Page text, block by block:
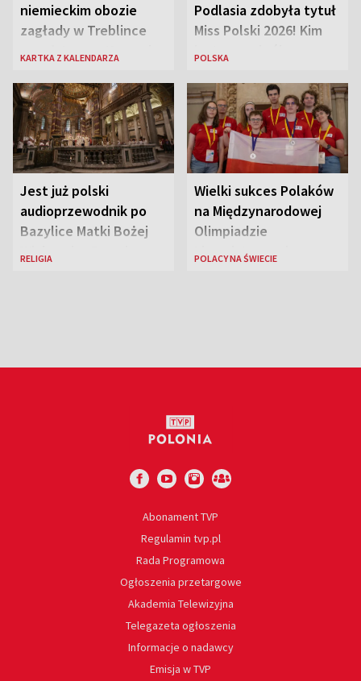
niemieckim obozie
zagłady w Treblince
zmarł Janusz Korczak
KARTKA Z KALENDARZA
Podlasia zdobyła tytuł
Miss Polski 2026! Kim
jest nowa królowa
POLSKA
Jest już polski
audioprzewodnik po
Bazylice Matki Bożej
Większej w Rzymie
RELIGIA
Wielki sukces Polaków
na Międzynarodowej
Olimpiadzie
Lingwistycznej
POLACY NA ŚWIECIE
Abonament TVP
Regulamin tvp.pl
Rada Programowa
Ogłoszenia przetargowe
Akademia Telewizyjna
Telegazeta ogłoszenia
Informacje o nadawcy
Emisja w TVP